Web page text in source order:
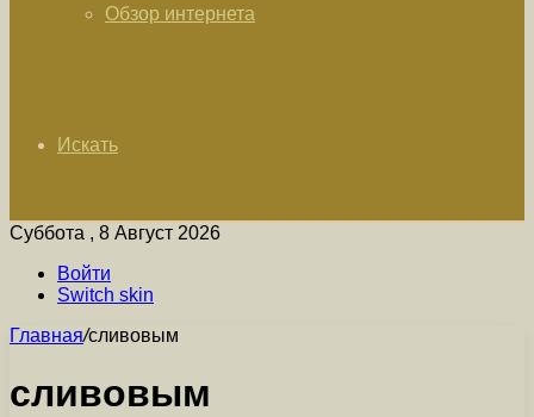
Обзор интернета
Искать
Суббота , 8 Август 2026
Войти
Switch skin
Главная/сливовым
сливовым